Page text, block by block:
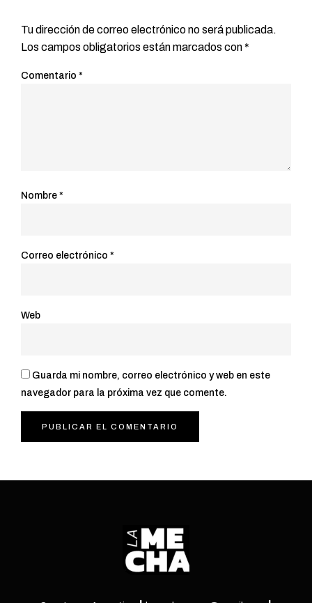
Tu dirección de correo electrónico no será publicada.
Los campos obligatorios están marcados con*
Comentario *
Nombre *
Correo electrónico *
Web
Guarda mi nombre, correo electrónico y web en este
navegador para la próxima vez que comente.